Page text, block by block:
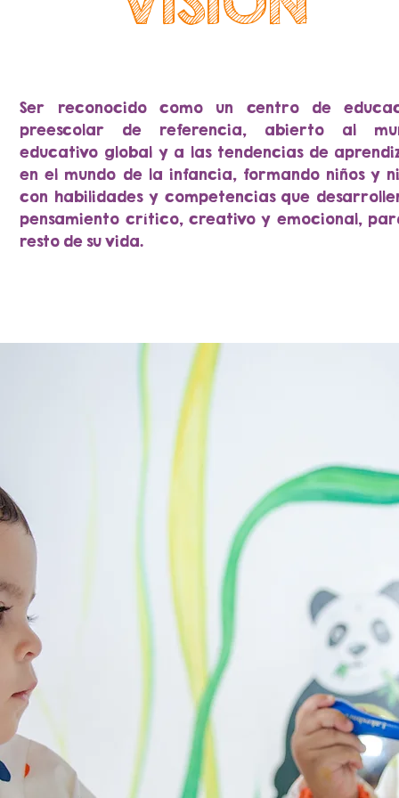
Ser reconocido como un centro de
preescolar de referencia, abierto al
educativo global y a las tendencias de
en el mundo de la infancia, formando niños y
con habilidades y competencias que
pensamiento crítico, creativo y emocional,
resto de su vida.